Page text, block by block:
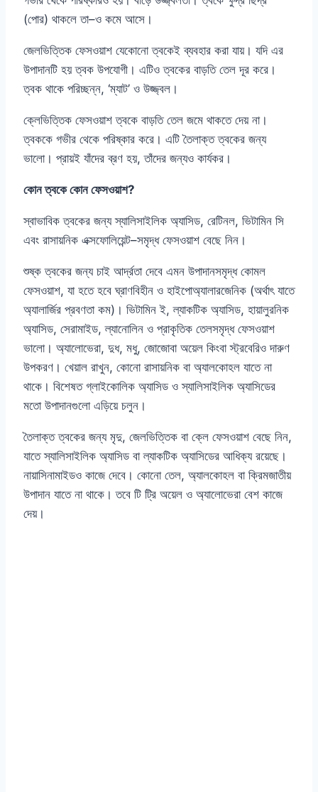
(পোর) থাকলে তা–ও কমে আসে।
জেলভিত্তিক ফেসওয়াশ যেকোনো ত্বকেই ব্যবহার করা যায়। যদি এর
উপাদানটি হয় ত্বক উপযোগী। এটিও ত্বকের বাড়তি তেল দূর করে।
ত্বক থাকে পরিচ্ছন্ন, ‘ম্যাট’ ও উজ্জ্বল।
ক্লেভিত্তিক ফেসওয়াশ ত্বকে বাড়তি তেল জমে থাকতে দেয় না।
ত্বককে গভীর থেকে পরিষ্কার করে। এটি তৈলাক্ত ত্বকের জন্য
ভালো। প্রায়ই যাঁদের ব্রণ হয়, তাঁদের জন্যও কার্যকর।
কোন ত্বকে কোন ফেসওয়াশ?
স্বাভাবিক ত্বকের জন্য স্যালিসাইলিক অ্যাসিড, রেটিনল, ভিটামিন সি
এবং রাসায়নিক এক্সফোলিয়েন্ট–সমৃদ্ধ ফেসওয়াশ বেছে নিন।
শুষ্ক ত্বকের জন্য চাই আর্দ্রতা দেবে এমন উপাদানসমৃদ্ধ কোমল
ফেসওয়াশ, যা হতে হবে ঘ্রাণবিহীন ও হাইপোঅ্যালারজেনিক (অর্থাৎ যাতে
অ্যালার্জির প্রবণতা কম)। ভিটামিন ই, ল্যাকটিক অ্যাসিড, হায়ালুরনিক
অ্যাসিড, সেরামাইড, ল্যানোলিন ও প্রাকৃতিক তেলসমৃদ্ধ ফেসওয়াশ
ভালো। অ্যালোভেরা, দুধ, মধু, জোজোবা অয়েল কিংবা স্ট্রবেরিও দারুণ
উপকরণ। খেয়াল রাখুন, কোনো রাসায়নিক বা অ্যালকোহল যাতে না
থাকে। বিশেষত গ্লাইকোলিক অ্যাসিড ও স্যালিসাইলিক অ্যাসিডের
মতো উপাদানগুলো এড়িয়ে চলুন।
তৈলাক্ত ত্বকের জন্য মৃদু, জেলভিত্তিক বা ক্লে ফেসওয়াশ বেছে নিন,
যাতে স্যালিসাইলিক অ্যাসিড বা ল্যাকটিক অ্যাসিডের আধিক্য রয়েছে।
নায়াসিনামাইডও কাজে দেবে। কোনো তেল, অ্যালকোহল বা ক্রিমজাতীয়
উপাদান যাতে না থাকে। তবে টি ট্রি অয়েল ও অ্যালোভেরা বেশ কাজে
দেয়।